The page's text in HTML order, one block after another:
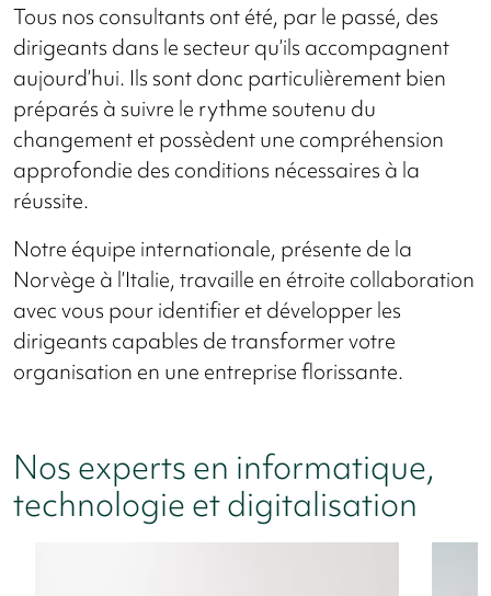
Tous nos consultants ont été, par le passé, des
dirigeants dans le secteur qu’ils accompagnent
aujourd’hui. Ils sont donc particulièrement bien
préparés à suivre le rythme soutenu du
changement et possèdent une compréhension
approfondie des conditions nécessaires à la
réussite.
Notre équipe internationale, présente de la
Norvège à l’Italie, travaille en étroite collaboration
avec vous pour identifier et développer les
dirigeants capables de transformer votre
organisation en une entreprise florissante.
Nos experts en informatique,
technologie et digitalisation